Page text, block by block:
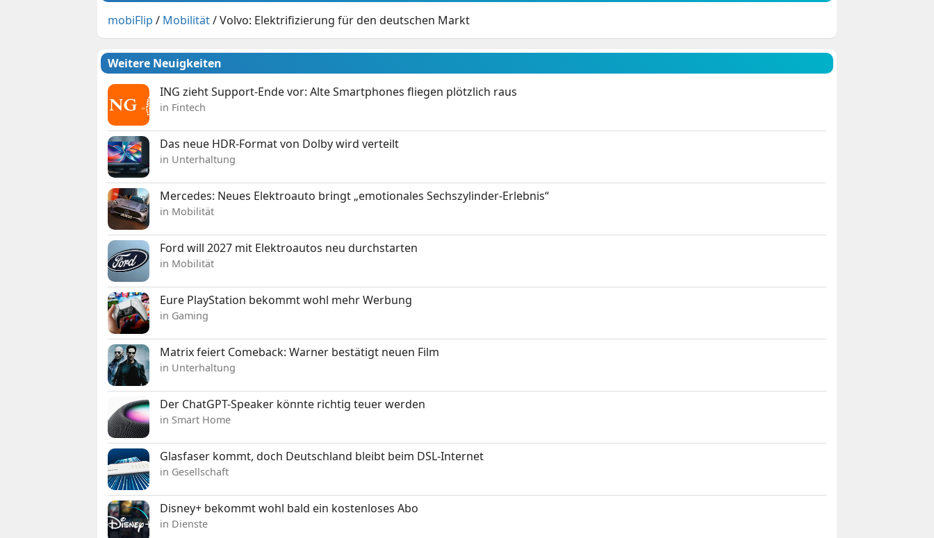
mobiFlip / Mobilität/Volvo: Elektrifizierung für den deutschen Markt
Weitere Neuigkeiten
ING zieht Support-Ende vor: Alte Smartphones fliegen plötzlich raus
in Fintech
Das neue HDR-Format von Dolby wird verteilt
in Unterhaltung
Mercedes: Neues Elektroauto bringt „emotionales Sechszylinder-Erlebnis“
in Mobilität
Ford will 2027 mit Elektroautos neu durchstarten
in Mobilität
Eure PlayStation bekommt wohl mehr Werbung
in Gaming
Matrix feiert Comeback: Warner bestätigt neuen Film
in Unterhaltung
Der ChatGPT-Speaker könnte richtig teuer werden
in Smart Home
Glasfaser kommt, doch Deutschland bleibt beim DSL-Internet
in Gesellschaft
Disney+ bekommt wohl bald ein kostenloses Abo
in Dienste